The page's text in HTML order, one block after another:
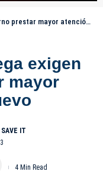
mayor atención a Valle Nuevo
exigen
mayor
4 Min Read